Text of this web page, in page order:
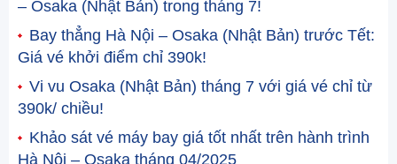
– Osaka (Nhật Bản) trong tháng 7!
Bay thẳng Hà Nội – Osaka (Nhật Bản) trước Tết:
Giá vé khởi điểm chỉ 390k!
Vi vu Osaka (Nhật Bản) tháng 7 với giá vé chỉ từ
390k/ chiều!
Khảo sát vé máy bay giá tốt nhất trên hành trình
Hà Nội – Osaka tháng 04/2025